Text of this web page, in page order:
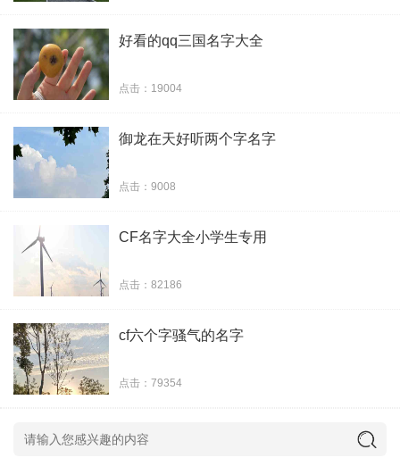
好看的qq三国名字大全
点击：19004
御龙在天好听两个字名字
点击：9008
CF名字大全小学生专用
点击：82186
cf六个字骚气的名字
点击：79354